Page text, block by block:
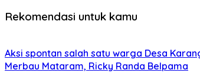
Rekomendasi untuk kamu
Aksi spontan salah satu warga Desa
Merbau Mataram, Ricky Randa Belpama